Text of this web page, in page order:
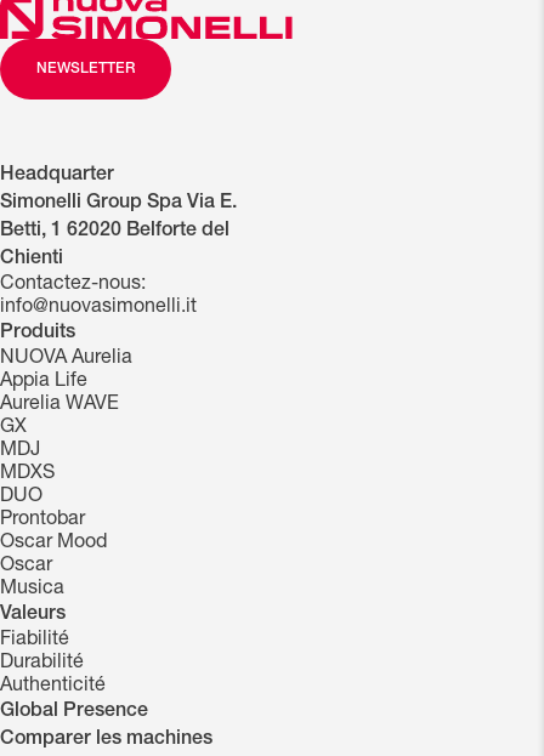
NEWSLETTER
Headquarter
Simonelli Group Spa Via E.
Betti, 1 62020 Belforte del
Chienti
Contactez-nous:
info@nuovasimonelli.it
Produits
NUOVA Aurelia
Appia Life
Aurelia WAVE
GX
MDJ
MDXS
DUO
Prontobar
Oscar Mood
Oscar
Musica
Valeurs
Fiabilité
Durabilité
Authenticité
Global Presence
Comparer les machines